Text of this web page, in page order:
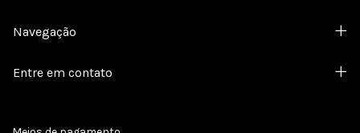
Navegação
Entre em contato